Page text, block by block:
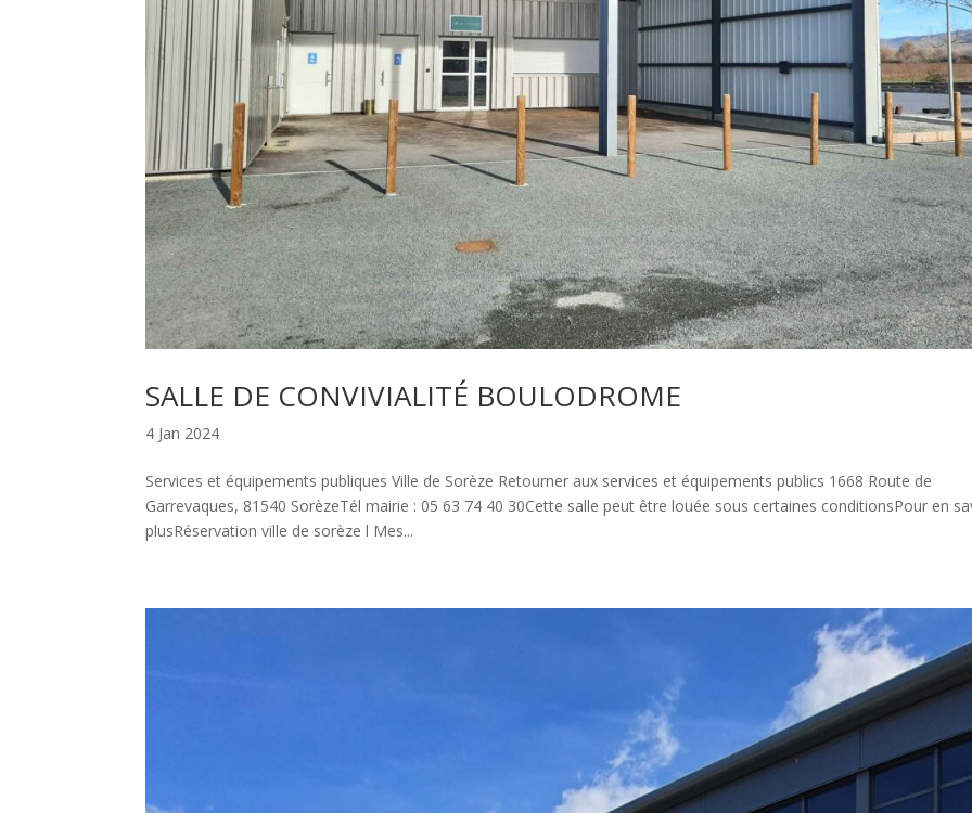
SALLE DE CONVIVIALITÉ BOULODROME
4 Jan 2024
Services et équipements publiques Ville de Sorèze Retourner aux services et équipements publics 1668 Route de
Garrevaques, 81540 SorèzeTél mairie : 05 63 74 40 30Cette salle peut être louée sous certaines conditionsPour en
plusRéservation ville de sorèze l Mes...